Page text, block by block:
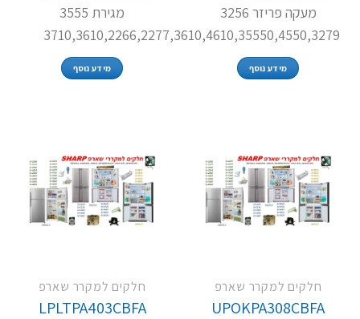
מעקה פריזר 3256
3710,3610,2266,2277,3610,4610,35550,4550,3279
מידע נוסף
מגירת 3555
מידע נוסף
חלקים למקרר שארפ
UPOKPA308CBFA
חלקים למקרר שארפ
LPLTPA403CBFA